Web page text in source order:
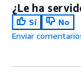
¿Le ha
Sí
No
Enviar